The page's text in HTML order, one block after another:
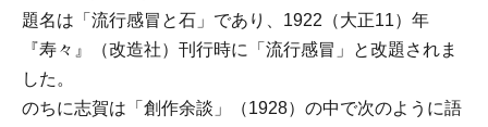
題名は「流行感冒と石」であり、1922（大正11）年
『寿々』（改造社）刊行時に「流行感冒」と改題されま
した。
のちに志賀は「創作余談」（1928）の中で次のように語